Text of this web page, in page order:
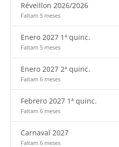
Réveillon 2026/2026
Faltam 5 meses
Enero 2027 1ª quinc.
Faltam 5 meses
Enero 2027 2ª quinc.
Faltam 6 meses
Febrero 2027 1ª quinc.
Faltam 6 meses
Carnaval 2027
Faltam 6 meses